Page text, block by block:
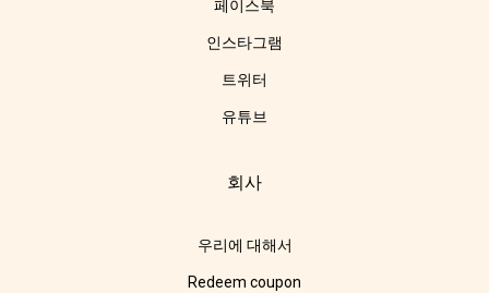
페이스북
인스타그램
트위터
유튜브
회사
우리에 대해서
Redeem coupon